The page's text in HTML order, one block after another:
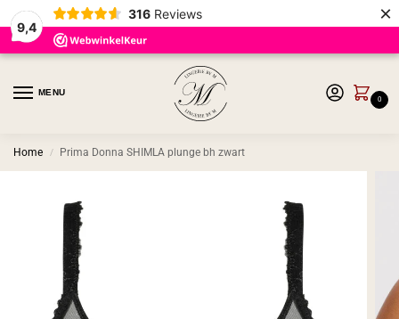
9,4
316 Reviews ×
MENU
0
Home / Prima Donna SHIMLA plunge bh zwart